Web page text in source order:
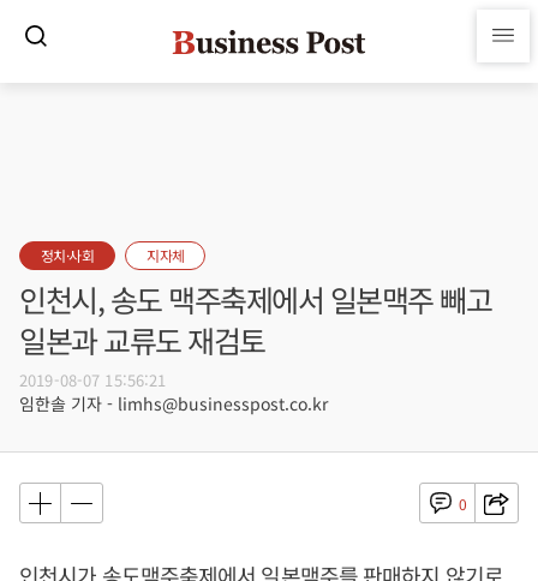
정치·사회 지자체
인천시, 송도 맥주축제에서 일본맥주 빼고
일본과 교류도 재검토
2019-08-07 15:56:21
임한솔 기자 - limhs@businesspost.co.kr
0